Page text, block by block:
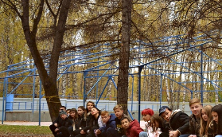
ОРГАНИЗАЦИИ ГОРОДСКИЕ ПРОЕКТЫ